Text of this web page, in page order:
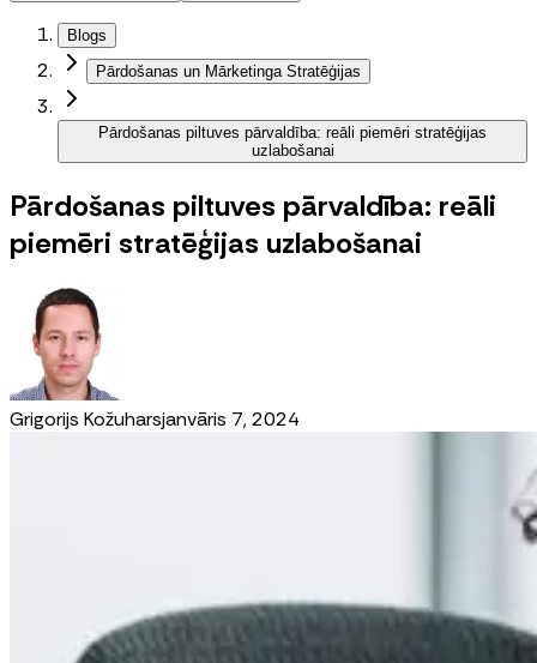
Blogs
Pārdošanas un Mārketinga Stratēģijas
Pārdošanas piltuves pārvaldība: reāli piemēri stratēģijas
uzlabošanai
Pārdošanas piltuves pārvaldība: reāli
piemēri stratēģijas uzlabošanai
Grigorijs Kožuharsjanvāris 7, 2024